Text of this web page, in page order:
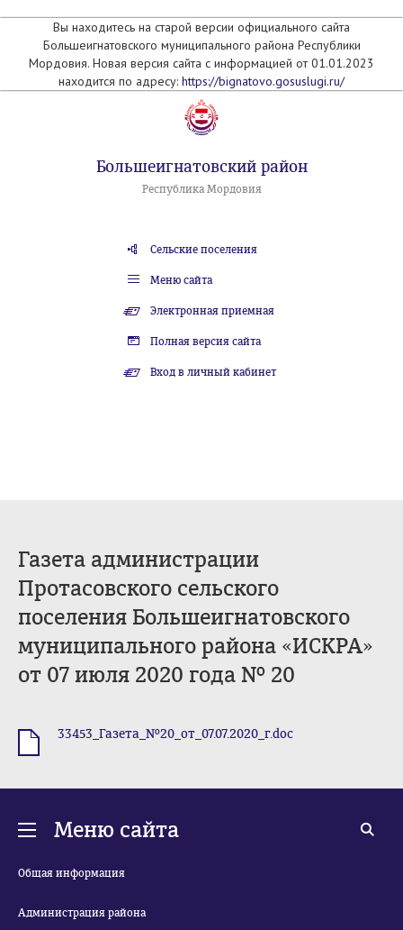
Вы находитесь на старой версии официального сайта
Большеигнатовского муниципального района Республики
Мордовия. Новая версия сайта с информацией от 01.01.2023
находится по адресу: https://bignatovo.gosuslugi.ru/
Большеигнатовский район
Республика Мордовия
Сельские поселения
Меню сайта
Электронная приемная
Полная версия сайта
Вход в личный кабинет
Газета администрации
Протасовского сельского
поселения Большеигнатовского
муниципального района «ИСКРА»
от 07 июля 2020 года № 20
33453_Газета_№20_от_07.07.2020_г.doc
Меню сайта
Общая информация
Администрация района